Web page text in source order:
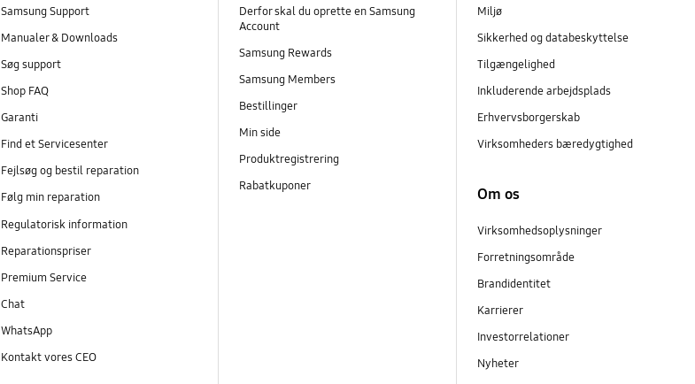
Samsung Support
Manualer & Downloads
Søg support
Shop FAQ
Garanti
Find et Servicesenter
Fejlsøg og bestil reparation
Følg min reparation
Regulatorisk information
Reparationspriser
Premium Service
Chat
WhatsApp
Kontakt vores CEO
Derfor skal du oprette en Samsung
Account
Samsung Rewards
Samsung Members
Bestillinger
Min side
Produktregistrering
Rabatkuponer
Miljø
Sikkerhed og databeskyttelse
Tilgængelighed
Inkluderende arbejdsplads
Erhvervsborgerskab
Virksomheders bæredygtighed
Om os
Virksomhedsoplysninger
Forretningsområde
Brandidentitet
Karrierer
Investorrelationer
Nyheter